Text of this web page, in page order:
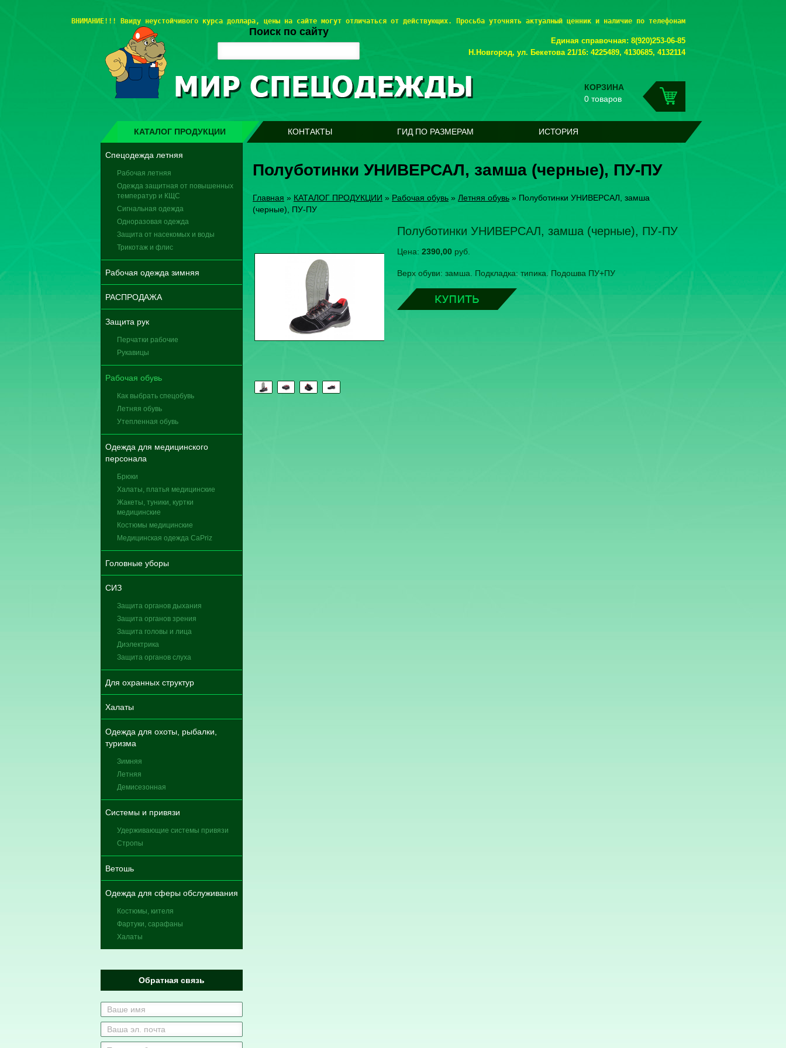
Поиск по сайту
КОРЗИНА
0 товаров
ВНИМАНИЕ!!! Ввиду неустойчивого курса доллара, цены на сайте могут отличаться от действующих. Просьба уточнять актуалный ценник и наличие по телефонам
Единая справочная: 8(920)253-06-85
Н.Новгород, ул. Бекетова 21/16: 4225489, 4130685, 4132114
КАТАЛОГ ПРОДУКЦИИ КОНТАКТЫ ГИД ПО РАЗМЕРАМ ИСТОРИЯ
Спецодежда летняя
Рабочая летняя
Одежда защитная от повышенных
температур и КЩС
Сигнальная одежда
Одноразовая одежда
Защита от насекомых и воды
Трикотаж и флис
Рабочая одежда зимняя
РАСПРОДАЖА
Защита рук
Перчатки рабочие
Рукавицы
Рабочая обувь
Как выбрать спецобувь
Летняя обувь
Утепленная обувь
Одежда для медицинского
персонала
Брюки
Халаты, платья медицинские
Жакеты, туники, куртки
медицинские
Костюмы медицинские
Медицинская одежда CaPriz
Головные уборы
СИЗ
Защита органов дыхания
Защита органов зрения
Защита головы и лица
Диэлектрика
Защита органов слуха
Для охранных структур
Халаты
Одежда для охоты, рыбалки,
туризма
Зимняя
Летняя
Демисезонная
Системы и привязи
Удерживающие системы привязи
Стропы
Ветошь
Одежда для сферы обслуживания
Костюмы, кителя
Фартуки, сарафаны
Халаты
Обратная связь
Полуботинки УНИВЕРСАЛ, замша (черные), ПУ-ПУ
Главная » КАТАЛОГ ПРОДУКЦИИ » Рабочая обувь » Летняя обувь » Полуботинки УНИВЕРСАЛ, замша
(черные), ПУ-ПУ
Полуботинки УНИВЕРСАЛ, замша (черные), ПУ-ПУ
Цена: 2390,00 руб.
Верх обуви: замша. Подкладка: типика. Подошва ПУ+ПУ